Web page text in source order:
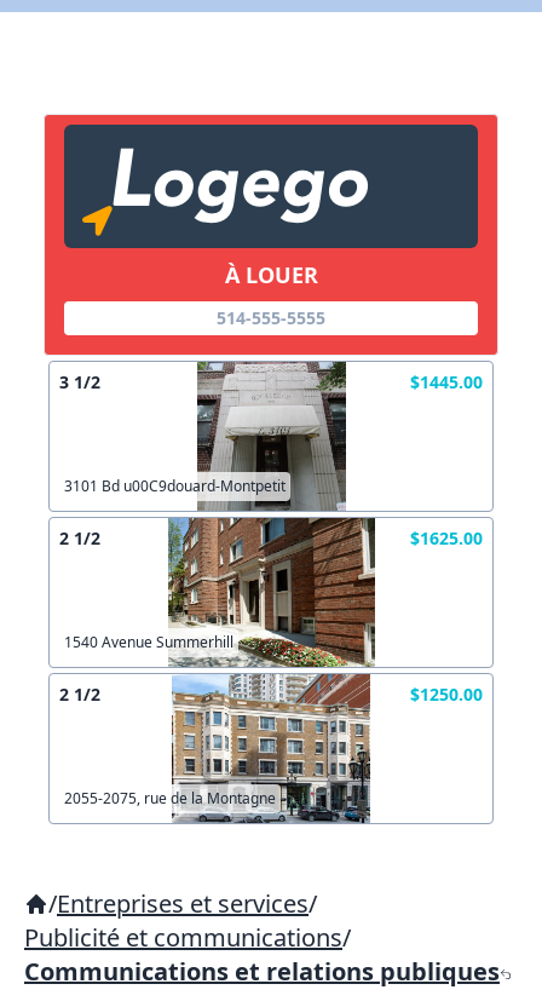
À LOUER
514-555-5555
3 1/2 $1445.00
3101 Bd u00C9douard-Montpetit
2 1/2 $1625.00
1540 Avenue Summerhill
2 1/2 $1250.00
2055-2075, rue de la Montagne
/Entreprises et services/
Publicité et communications/
Communications et relations publiques
Lien vers inscription (sera inclus dans courriel)
Copier lien
X Fermer
X Fermer